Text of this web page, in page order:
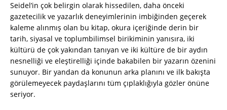
Seidel’in çok belirgin olarak hissedilen, daha önceki
gazetecilik ve yazarlık deneyimlerinin imbiğinden geçerek
kaleme alınmış olan bu kitap, okura içeriğinde derin bir
tarih, siyasal ve toplumbilimsel birikiminin yanısıra, iki
kültürü de çok yakından tanıyan ve iki kültüre de bir aydın
nesnelliği ve eleştirelliği içinde bakabilen bir yazarın özenini
sunuyor. Bir yandan da konunun arka planını ve ilk bakışta
görülemeyecek paydaşlarını tüm çıplaklığıyla gözler önüne
seriyor.